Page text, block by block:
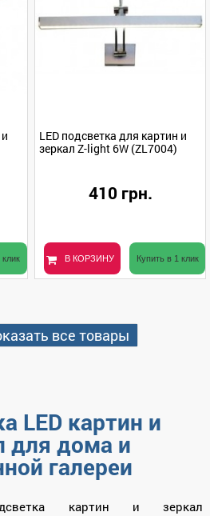
клик
LED подсветка для картин и
зеркал Z-light 6W (ZL7004)
410 грн.
В КОРЗИНУ Купить в 1 клик
все товары
LED картин и
для дома и
галереи
картин и зеркал